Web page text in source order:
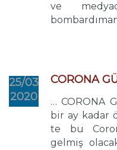
ve
25/03
2020
CORONA
… CORONA
bir ay kadar
te bu
gelmiş